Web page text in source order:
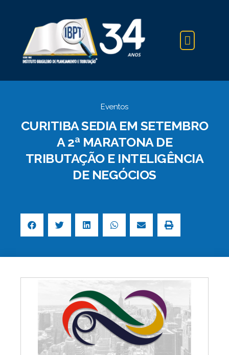
Eventos
CURITIBA SEDIA EM SETEMBRO
A 2ª MARATONA DE
TRIBUTAÇÃO E INTELIGÊNCIA
DE NEGÓCIOS